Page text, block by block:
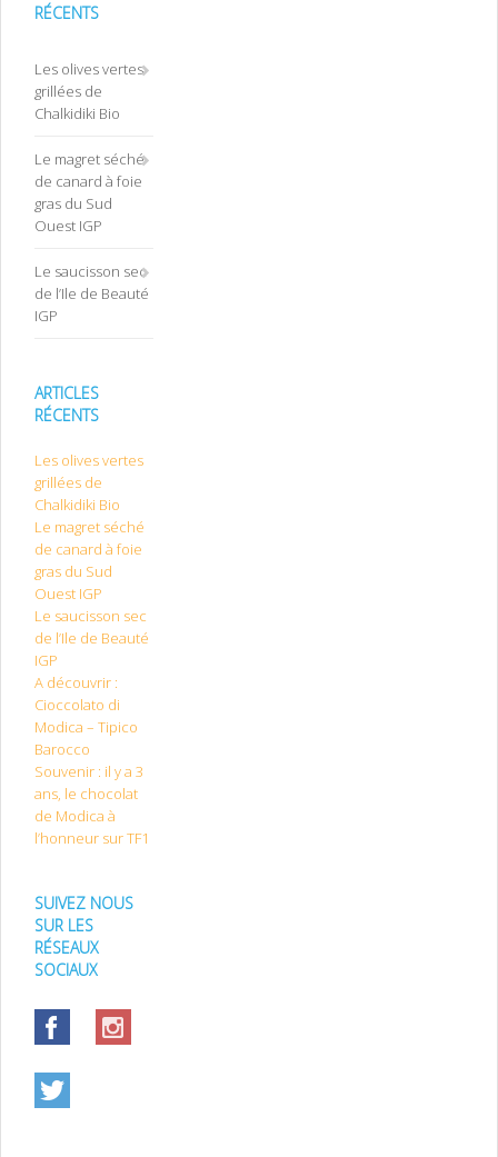
RÉCENTS
Les olives vertes
grillées de
Chalkidiki Bio
Le magret séché
de canard à foie
gras du Sud
Ouest IGP
Le saucisson sec
de l’Ile de Beauté
IGP
ARTICLES
RÉCENTS
Les olives vertes
grillées de
Chalkidiki Bio
Le magret séché
de canard à foie
gras du Sud
Ouest IGP
Le saucisson sec
de l’Ile de Beauté
IGP
A découvrir :
Cioccolato di
Modica – Tipico
Barocco
Souvenir : il y a 3
ans, le chocolat
de Modica à
l’honneur sur TF1
SUIVEZ NOUS
SUR LES
RÉSEAUX
SOCIAUX